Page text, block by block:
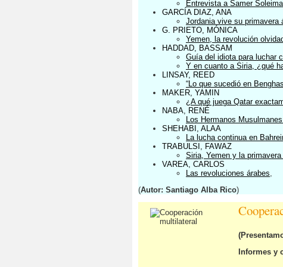
Entrevista a Samer
GARCÍA DIAZ, ANA
Jordania vive su primavera
G. PRIETO, MÓNICA
Yemen, la revolución
HADDAD, BASSAM
Guía del idiota para luchar
Y en cuanto a Siria, ¿qué
LINSAY, REED
“Lo que sucedió en
MAKER, YAMIN
¿A qué juega Qatar
NABA, RENÉ
Los Hermanos
SHEHABI, ALAA
La lucha continua en
TRABULSI, FAWAZ
Siria, Yemen y la primavera
VAREA, CARLOS
Las revoluciones árabes,
(Autor: Santiago Alba Rico)
Informes y